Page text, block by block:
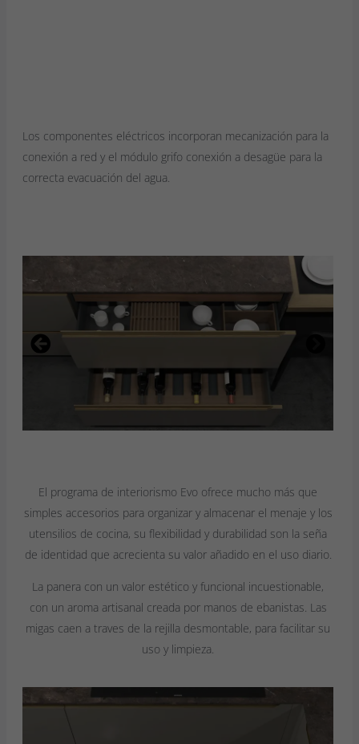
Los componentes eléctricos incorporan mecanización para la
conexión a red y el módulo grifo conexión a desagüe para la
correcta evacuación del agua.
El programa de interiorismo Evo ofrece mucho más que
simples accesorios para organizar y almacenar el menaje y los
utensilios de cocina, su flexibilidad y durabilidad son la seña
de identidad que acrecienta su valor añadido en el uso diario.
La panera con un valor estético y funcional incuestionable,
con un aroma artisanal creada por manos de ebanistas. Las
migas caen a traves de la rejilla desmontable, para facilitar su
uso y limpieza.